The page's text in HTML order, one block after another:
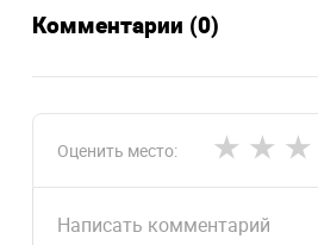
Комментарии (0)
Оценить место: